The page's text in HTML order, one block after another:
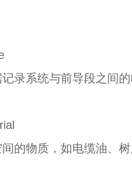
录系统与前导段之间的
的物质，如电缆油、树